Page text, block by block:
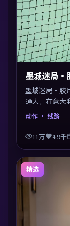
墨城迷局·
墨城迷局·胶
通人，在意大
枝裕和以动作
高。片尾留
梁。
动作 · 线路
11万 4.9千
精选